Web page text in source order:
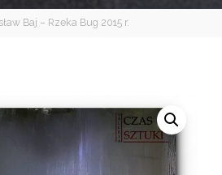
Baj – Rzeka Bug 2015 r.